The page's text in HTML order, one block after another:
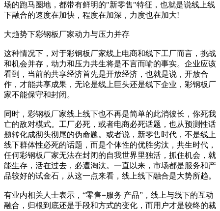
场的跑马圈地，都带有鲜明的"新零售"特征，也就是说线上线
下融合的速度在加快，程度在加深，力度也在加大!
大趋势下彩钢板厂家动力与压力并存
这种情况下，对于彩钢板厂家线上电商和线下工厂而言，挑战
和机会并存，动力和压力共生将是不言而喻的事实。企业应该
看到，当前的共享经济首先是开放经济，也就是说，开放合
作，才能共享成果，无论是线上巨头还是线下企业，彩钢板厂
家不能保守和封闭。
同时，彩钢板厂家线上线下也不再是简单的此消彼长，你死我
亡的敌对模式。工厂必死，或者电商必死话题，也从预测性话
题转化成彻头彻尾的伪命题。或者说，新零售时代，不是线上
线下群体性必死的话题，而是个体性的优胜劣汰，共生时代，
任何彩钢板厂家无法在封闭的自我世界里独活，抓住机会，就
能生存，活在过去，必遭淘汰。一直以来，市场都是服务和产
品较好的试金石，从这一点来看，线上线下融合是大势所趋。
有业内相关人士表示，“零售=服务 产品”，线上与线下的互动
融合，归根到底还是手段和方式的变化，而用户才是较终的裁